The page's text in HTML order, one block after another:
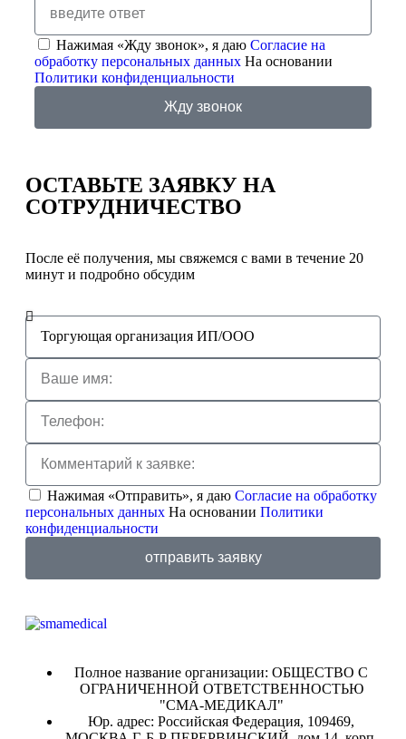
Нажимая «Жду звонок», я даю Согласие на
обработку персональных данных На основании
Политики конфиденциальности
Жду звонок
ОСТАВЬТЕ ЗАЯВКУ НА
СОТРУДНИЧЕСТВО
После её получения, мы свяжемся с вами в течение 20
минут и подробно обсудим
Нажимая «Отправить», я даю Согласие на обработку
персональных данных На основании Политики
конфиденциальности
отправить заявку
Полное название организации: ОБЩЕСТВО С
ОГРАНИЧЕННОЙ ОТВЕТСТВЕННОСТЬЮ
"СМА-МЕДИКАЛ"
Юр. адрес: Российская Федерация, 109469,